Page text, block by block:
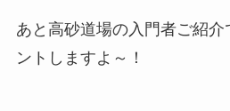
あと高砂道場の入門者ご紹
ントしますよ～！